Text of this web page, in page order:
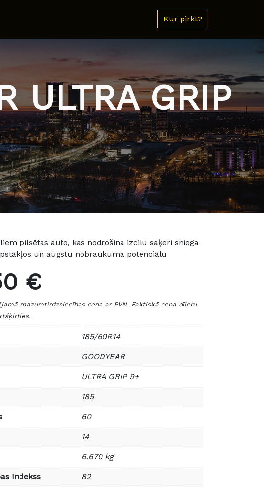
Kur pirkt?
ULTRA GRIP
pilsētas auto, kas nodrošina izcilu saķeri sniega
un augstu nobraukuma potenciālu
€
mazumtirdzniecības cena ar PVN. Faktiskā cena dīleru
185/60R14
GOODYEAR
ULTRA GRIP 9+
185
60
14
6.670 kg
Indekss 82